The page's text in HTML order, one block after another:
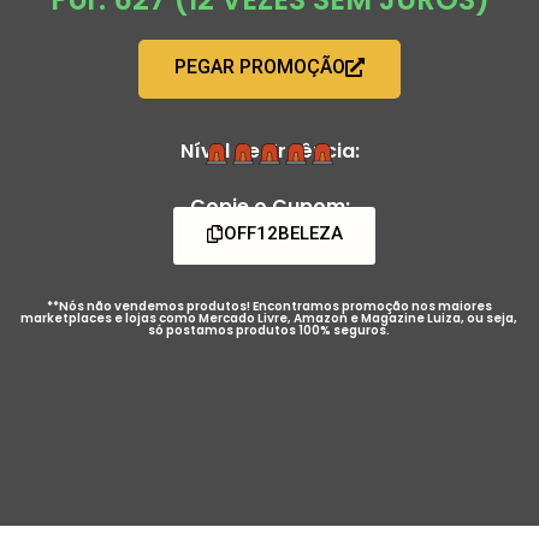
PEGAR PROMOÇÃO
Nível de Urgência:
Copie o Cupom:
OFF12BELEZA
**Nós não vendemos produtos! Encontramos promoção nos maiores
marketplaces e lojas como Mercado Livre, Amazon e Magazine Luiza, ou seja,
só postamos produtos 100% seguros.